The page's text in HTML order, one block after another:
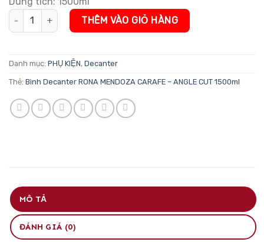
Bình Decanter RONA MENDOZA CARAFE – ANGLE CUT 1500ml
THÊM VÀO GIỎ HÀNG
Danh mục: PHỤ KIỆN, Decanter
Thẻ: Bình Decanter RONA MENDOZA CARAFE – ANGLE CUT 1500ml
MÔ TẢ
ĐÁNH GIÁ (0)